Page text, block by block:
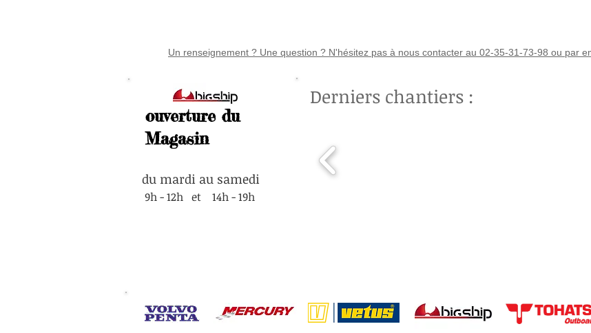
Un renseignement ? Une question ? N'hésitez pas à nous contacter au 02-35-31-73-98 ou par
ouverture du
Magasin
du mardi au samedi
9h - 12h et 14h - 19h
Derniers chantiers :